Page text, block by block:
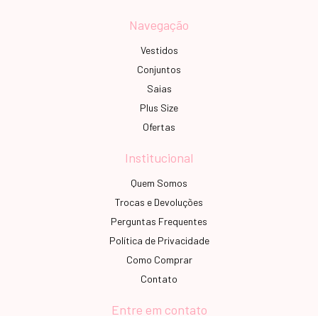
Navegação
Vestidos
Conjuntos
Saias
Plus Size
Ofertas
Institucional
Quem Somos
Trocas e Devoluções
Perguntas Frequentes
Política de Privacidade
Como Comprar
Contato
Entre em contato